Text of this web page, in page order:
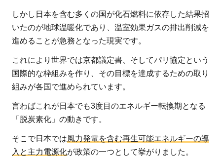
しかし日本を含む多くの国が化石燃料に依存した結果招
いたのが地球温暖化であり、温室効果ガスの排出削減を
進めることが急務となった現実です。
これにより世界では京都議定書、そしてパリ協定という
国際的な枠組みを作り、その目標を達成するための取り
組みが各国で進められています。
言わばこれが日本でも3度目のエネルギー転換期となる
「脱炭素化」の動きです。
そこで日本では風力発電を含む再生可能エネルギーの導
入と主力電源化が政策の一つとして挙がりました。